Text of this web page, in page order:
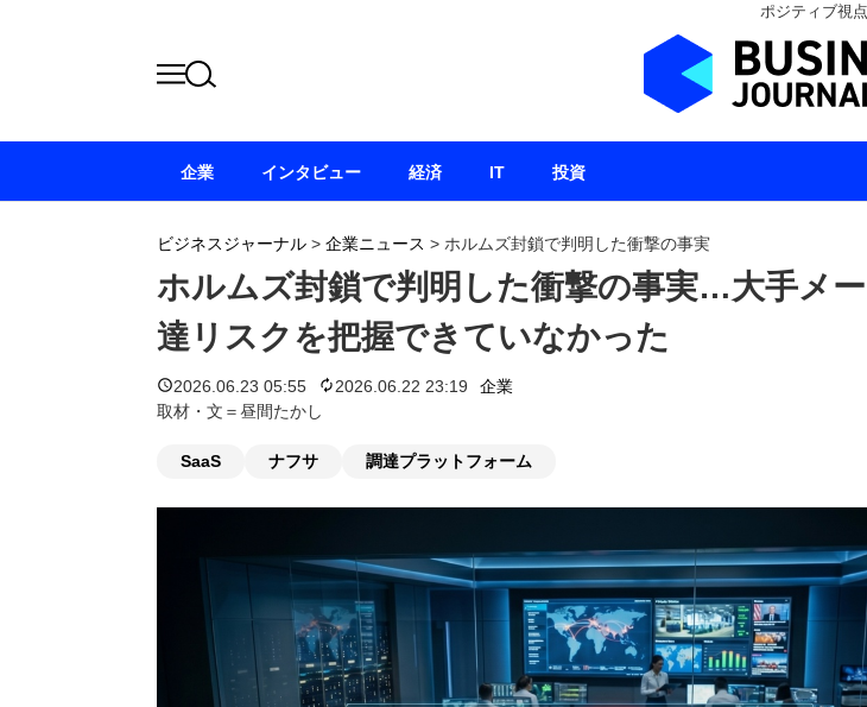
ポジティブ視
ビジネスジャーナル > 企業ニュース > ホルムズ封鎖で判明した衝撃の事実
ホルムズ封鎖で判明した衝撃の事実…大手メ
達リスクを把握できていなかった
2026.06.23 05:55 2026.06.22 23:19
企業
取材・文＝昼間たかし
SaaS ナフサ 調達プラットフォーム
企業 インタビュー 経済 IT 投資